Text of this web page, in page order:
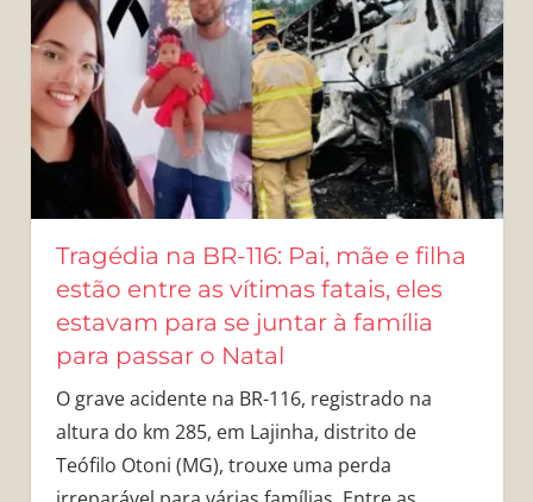
Tragédia na BR-116: Pai, mãe e filha
estão entre as vítimas fatais, eles
estavam para se juntar à família
para passar o Natal
O grave acidente na BR-116, registrado na
altura do km 285, em Lajinha, distrito de
Teófilo Otoni (MG), trouxe uma perda